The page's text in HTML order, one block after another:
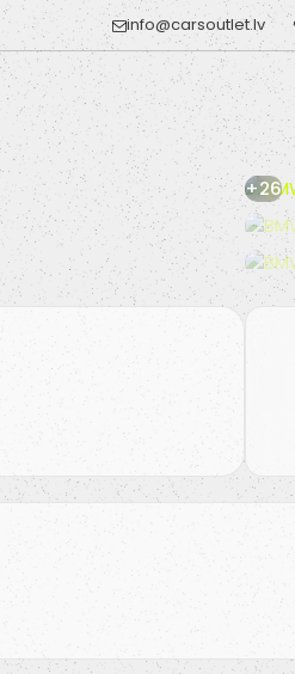
info@carsoutlet.lv
+26